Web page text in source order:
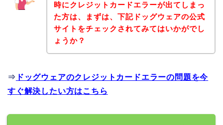
時にクレジットカードエラーが出てしまっ
た方は、まずは、下記ドッグウェアの公式
サイトをチェックされてみてはいかがでし
ょうか？
⇒ ドッグウェアのクレジットカードエラーの問題を今
すぐ解決したい方はこちら